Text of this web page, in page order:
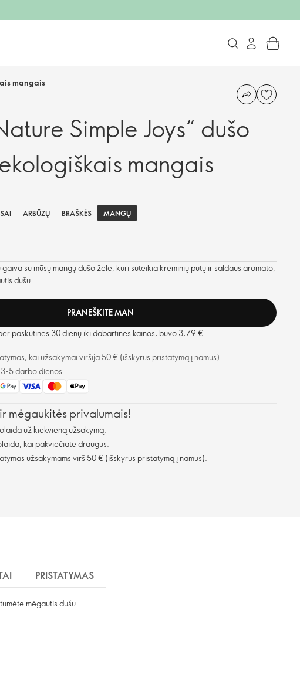
mangais
Simple Joys“ dušo
mangais
ARBŪZŲ BRAŠKĖS MANGŲ
su mūsų mangų dušo želė, kuri suteikia kreminių putų ir saldaus aromato,
dušu.
PRANEŠKITE MAN
paskutines 30 dienų iki dabartinės kainos, buvo 3,79 €
kai užsakymai viršija 50 € (išskyrus pristatymą į namus)
5 darbo dienos
mėgaukitės privalumais!
už kiekvieną užsakymą.
kai pakviečiate draugus.
užsakymams virš 50 € (išskyrus pristatymą į namus).
PRISTATYMAS
mėgautis dušu.